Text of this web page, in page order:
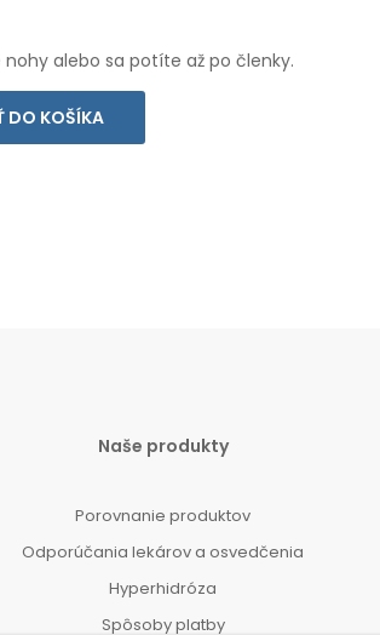
alebo sa potíte až po členky.
DO KOŠÍKA
Naše produkty
Porovnanie produktov
Odporúčania lekárov a osvedčenia
Hyperhidróza
Spôsoby platby